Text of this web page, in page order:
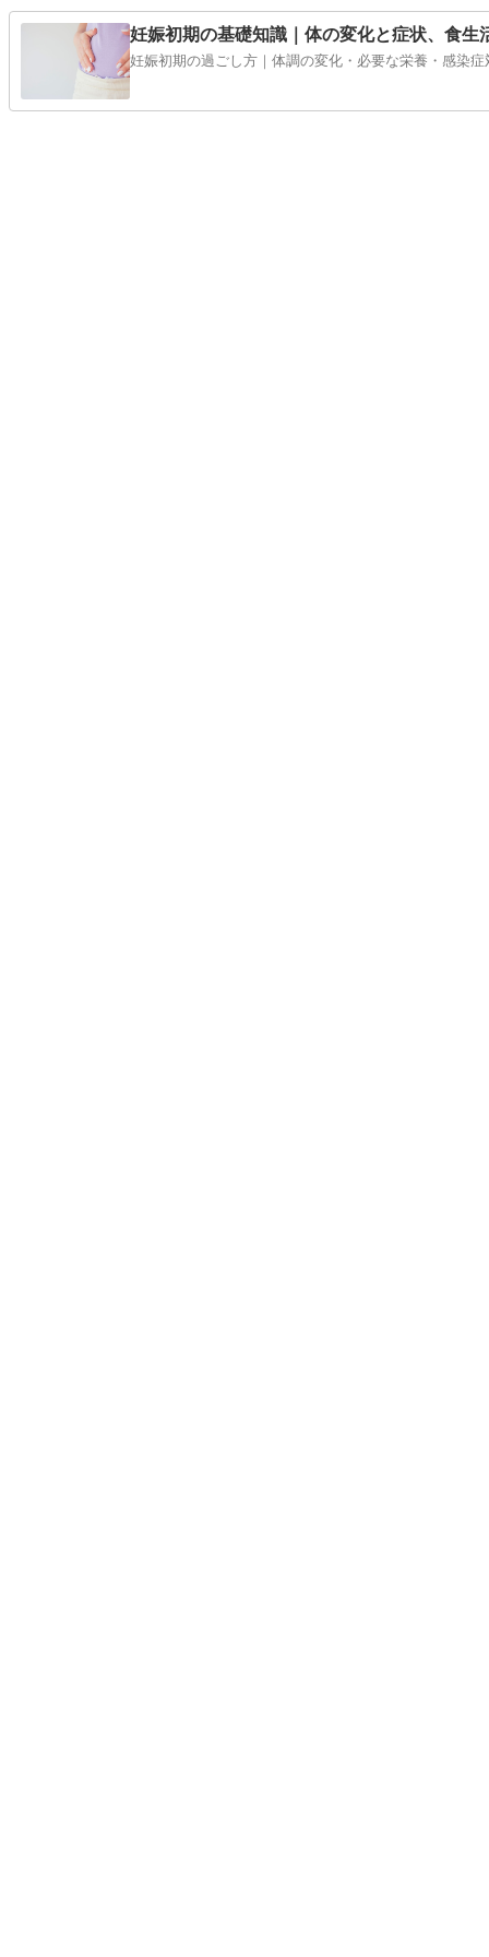
妊娠初期の基礎知識｜体の変化と症状、食
妊娠初期の過ごし方｜体調の変化・必要な栄養・感染